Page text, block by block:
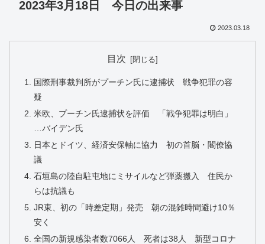
2023年3月18日 今日の出来事
2023.03.18
目次
国際刑事裁判所がプーチン氏に逮捕状 戦争犯罪の容
疑
米欧、プーチン氏逮捕状を評価 「戦争犯罪は明白」
…バイデン氏
日本とドイツ、経済安保軸に協力 初の首脳・閣僚協
議
石垣島の陸自駐屯地にミサイルなど弾薬搬入 住民か
らは抗議も
JR東、初の「時差定期」発売 朝の混雑時間避け10％
安く
全国の新規感染者数7066人 死者は38人 新型コロナ